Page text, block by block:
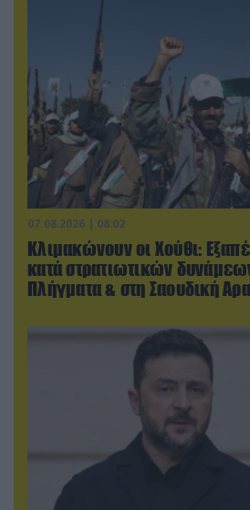
07.08.2026 | 08:02
Κλιμακώνουν οι Χούθι:
κατά στρατιωτικών
Πλήγματα & στη Σαουδική